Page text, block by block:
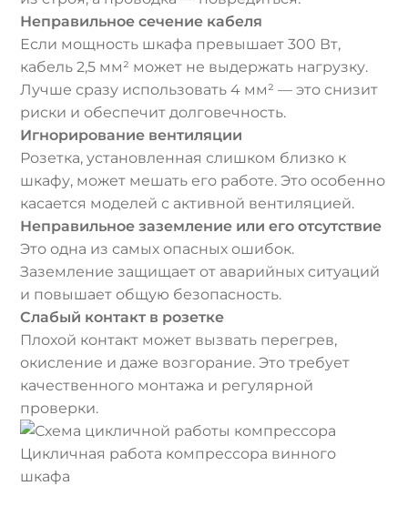
Неправильное сечение кабеля
Если мощность шкафа превышает 300 Вт,
кабель 2,5 мм² может не выдержать нагрузку.
Лучше сразу использовать 4 мм² — это снизит
риски и обеспечит долговечность.
Игнорирование вентиляции
Розетка, установленная слишком близко к
шкафу, может мешать его работе. Это особенно
касается моделей с активной вентиляцией.
Неправильное заземление или его отсутствие
Это одна из самых опасных ошибок.
Заземление защищает от аварийных ситуаций
и повышает общую безопасность.
Слабый контакт в розетке
Плохой контакт может вызвать перегрев,
окисление и даже возгорание. Это требует
качественного монтажа и регулярной
проверки.
Цикличная работа компрессора винного
шкафа